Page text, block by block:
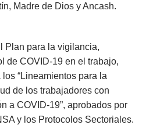
Madre de Dios y Ancash.
Plan para la vigilancia,
de COVID-19 en el trabajo,
“Lineamientos para la
de los trabajadores con
a COVID-19”, aprobados por
y los Protocolos Sectoriales.